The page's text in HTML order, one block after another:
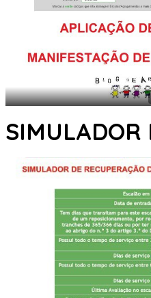
SIMULADOR